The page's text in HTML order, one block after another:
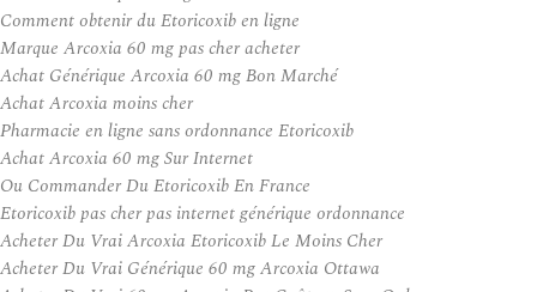
Comment obtenir du Etoricoxib en ligne
Marque Arcoxia 60 mg pas cher acheter
Achat Générique Arcoxia 60 mg Bon Marché
Achat Arcoxia moins cher
Pharmacie en ligne sans ordonnance Etoricoxib
Achat Arcoxia 60 mg Sur Internet
Ou Commander Du Etoricoxib En France
Etoricoxib pas cher pas internet générique ordonnance
Acheter Du Vrai Arcoxia Etoricoxib Le Moins Cher
Acheter Du Vrai Générique 60 mg Arcoxia Ottawa